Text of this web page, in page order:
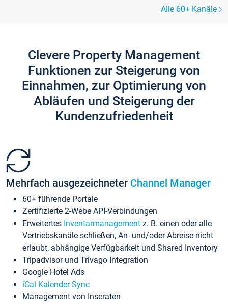
Alle 60+ Kanäle
Clevere Property Management
Funktionen zur Steigerung von
Einnahmen, zur Optimierung von
Abläufen und Steigerung der
Kundenzufriedenheit
Mehrfach ausgezeichneter Channel Manager
60+ führende Portale
Zertifizierte 2-Webe API-Verbindungen
Erweitertes Inventarmanagement z. B. einen oder alle
Vertriebskanäle schließen, An- und/oder Abreise nicht
erlaubt, abhängige Verfügbarkeit und Shared Inventory
Tripadvisor und Trivago Integration
Google Hotel Ads
iCal Kalender Sync
Management von Inseraten